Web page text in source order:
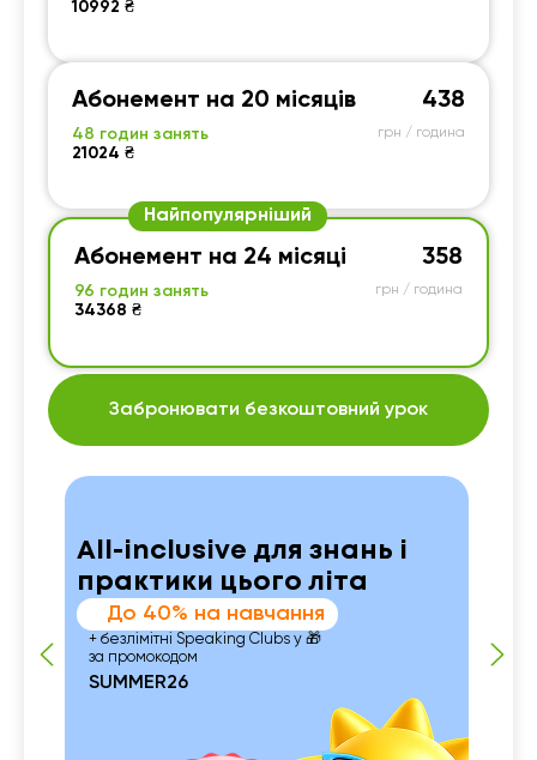
10992 ₴
Абонемент на 20 місяців
48 годин занять
21024 ₴
438
грн / година
Найпопулярніший
Абонемент на 24 місяці
96 годин занять
34368 ₴
358
грн / година
Забронювати безкоштовний урок
All-inclusive для знань і
практики цього літа
До 40% на навчання
+ безлімітні Speaking Clubs у 🎁
за промокодом
SUMMER26